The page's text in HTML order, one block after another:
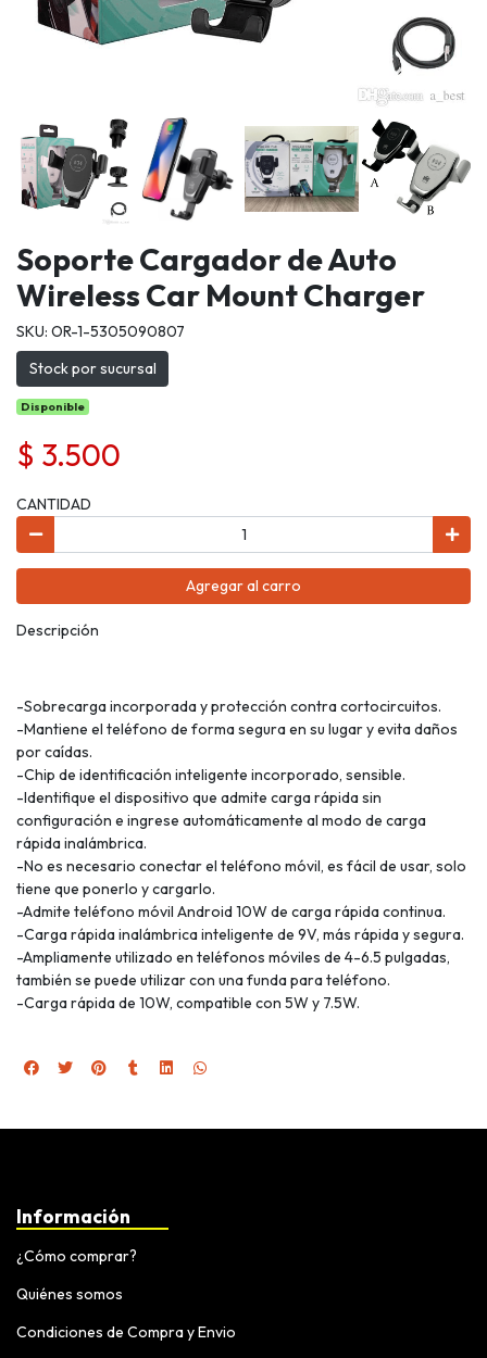
Soporte Cargador de Auto
Wireless Car Mount Charger
SKU: OR-1-5305090807
Stock por sucursal
Disponible
$ 3.500
CANTIDAD
Agregar al carro
Descripción
-Sobrecarga incorporada y protección contra cortocircuitos.
-Mantiene el teléfono de forma segura en su lugar y evita daños
por caídas.
-Chip de identificación inteligente incorporado, sensible.
-Identifique el dispositivo que admite carga rápida sin
configuración e ingrese automáticamente al modo de carga
rápida inalámbrica.
-No es necesario conectar el teléfono móvil, es fácil de usar, solo
tiene que ponerlo y cargarlo.
-Admite teléfono móvil Android 10W de carga rápida continua.
-Carga rápida inalámbrica inteligente de 9V, más rápida y segura.
-Ampliamente utilizado en teléfonos móviles de 4-6.5 pulgadas,
también se puede utilizar con una funda para teléfono.
-Carga rápida de 10W, compatible con 5W y 7.5W.
Información
¿Cómo comprar?
Quiénes somos
Condiciones de Compra y Envio